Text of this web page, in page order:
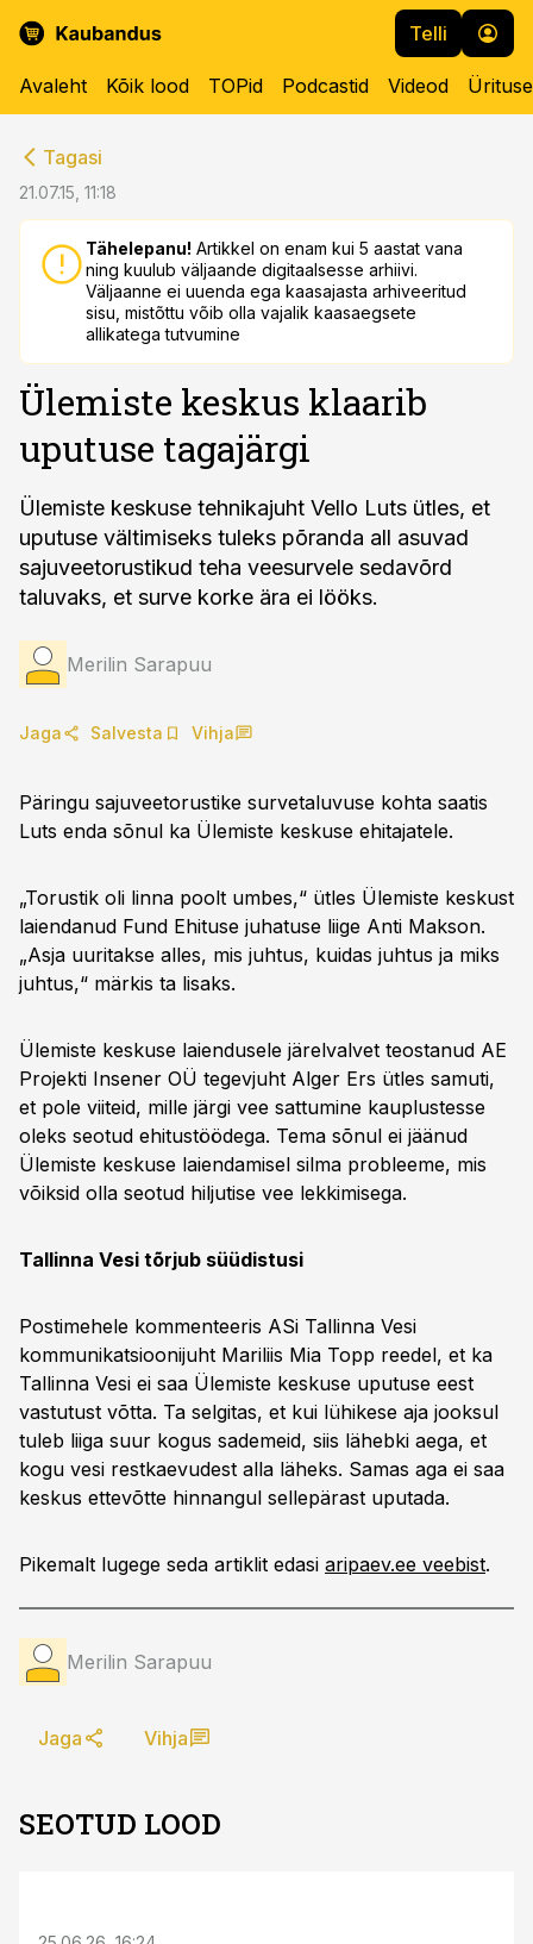
Telli
Avaleht Kõik lood TOPid Podcastid Videod
Tagasi
21.07.15, 11:18
Tähelepanu! Artikkel on enam kui 5 aastat vana
ning kuulub väljaande digitaalsesse arhiivi.
Väljaanne ei uuenda ega kaasajasta arhiveeritud
sisu, mistõttu võib olla vajalik kaasaegsete
allikatega tutvumine
Ülemiste keskus klaarib
uputuse tagajärgi
Ülemiste keskuse tehnikajuht Vello Luts ütles, et
uputuse vältimiseks tuleks põranda all asuvad
sajuveetorustikud teha veesurvele sedavõrd
taluvaks, et surve korke ära ei lööks.
Merilin Sarapuu
Jaga Salvesta Vihja
Päringu sajuveetorustike survetaluvuse kohta saatis
Luts enda sõnul ka Ülemiste keskuse ehitajatele.
„Torustik oli linna poolt umbes,“ ütles Ülemiste keskust
laiendanud Fund Ehituse juhatuse liige Anti Makson.
„Asja uuritakse alles, mis juhtus, kuidas juhtus ja miks
juhtus,“ märkis ta lisaks.
Ülemiste keskuse laiendusele järelvalvet teostanud AE
Projekti Insener OÜ tegevjuht Alger Ers ütles samuti,
et pole viiteid, mille järgi vee sattumine kauplustesse
oleks seotud ehitustöödega. Tema sõnul ei jäänud
Ülemiste keskuse laiendamisel silma probleeme, mis
võiksid olla seotud hiljutise vee lekkimisega.
Tallinna Vesi tõrjub süüdistusi
Postimehele kommenteeris ASi Tallinna Vesi
kommunikatsioonijuht Mariliis Mia Topp reedel, et ka
Tallinna Vesi ei saa Ülemiste keskuse uputuse eest
vastutust võtta. Ta selgitas, et kui lühikese aja jooksul
tuleb liiga suur kogus sademeid, siis lähebki aega, et
kogu vesi restkaevudest alla läheks. Samas aga ei saa
keskus ettevõtte hinnangul sellepärast uputada.
Pikemalt lugege seda artiklit edasi aripaev.ee veebist.
Merilin Sarapuu
Jaga Vihja
SEOTUD LOOD